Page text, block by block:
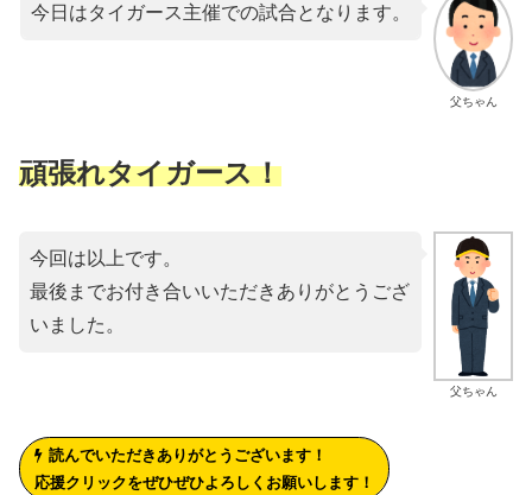
父ちゃん
今日はタイガース主催での試合となります。
頑張れタイガース！
父ちゃん
今回は以上です。
最後までお付き合いいただきありがとうござ
いました。
読んでいただきありがとうございます！
応援クリックをぜひぜひよろしくお願いします！